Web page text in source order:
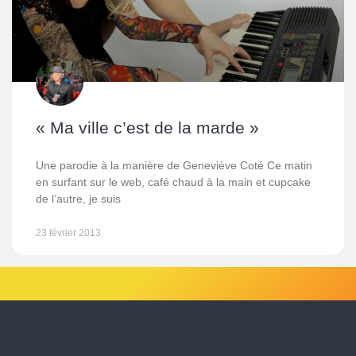
« Ma ville c’est de la marde »
Une parodie à la manière de Geneviève Coté Ce matin
en surfant sur le web, café chaud à la main et cupcake
de l’autre, je suis
23 février 2013